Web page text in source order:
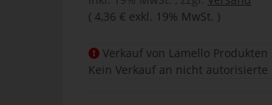
( 4,36 € exkl. 19% MwSt. )
Verkauf von Lamello
Kein Verkauf an nicht autorisierte